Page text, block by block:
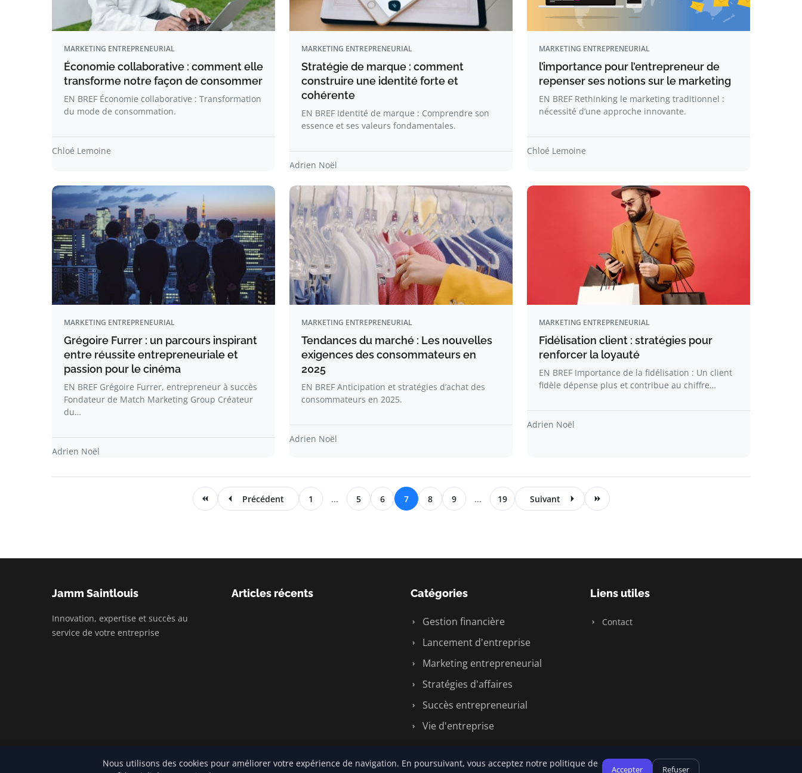
MARKETING ENTREPRENEURIAL
Économie collaborative : comment elle
transforme notre façon de consommer
EN BREF Économie collaborative : Transformation
du mode de consommation.
Chloé Lemoine
MARKETING ENTREPRENEURIAL
Stratégie de marque : comment
construire une identité forte et
cohérente
EN BREF Identité de marque : Comprendre son
essence et ses valeurs fondamentales.
Adrien Noël
MARKETING ENTREPRENEURIAL
l’importance pour l’entrepreneur de
repenser ses notions sur le marketing
EN BREF Rethinking le marketing traditionnel :
nécessité d’une approche innovante.
Chloé Lemoine
MARKETING ENTREPRENEURIAL
Grégoire Furrer : un parcours inspirant
entre réussite entrepreneuriale et
passion pour le cinéma
EN BREF Grégoire Furrer, entrepreneur à succès
Fondateur de Match Marketing Group Créateur
du…
Adrien Noël
MARKETING ENTREPRENEURIAL
Tendances du marché : Les nouvelles
exigences des consommateurs en
2025
EN BREF Anticipation et stratégies d’achat des
consommateurs en 2025.
Adrien Noël
MARKETING ENTREPRENEURIAL
Fidélisation client : stratégies pour
renforcer la loyauté
EN BREF Importance de la fidélisation : Un client
fidèle dépense plus et contribue au chiffre…
Adrien Noël
Précédent 1 ... 5 6 7 8 9 ... 19 Suivant
Jamm Saintlouis
Innovation, expertise et succès au
service de votre entreprise
Articles récents Catégories
Gestion financière
Lancement d'entreprise
Marketing entrepreneurial
Stratégies d'affaires
Succès entrepreneurial
Vie d'entreprise
Liens utiles
Contact
Nous utilisons des cookies pour améliorer votre expérience de navigation. En poursuivant, vous acceptez notre politique de
Accepter Refuser